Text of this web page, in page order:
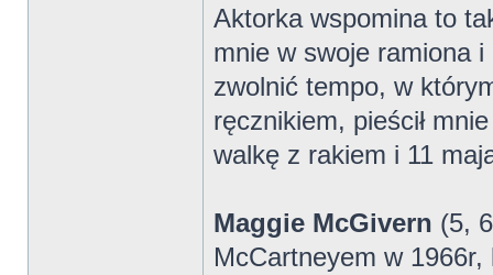
Aktorka wspomina to
mnie w swoje ramiona i
zwolnić tempo, w
ręcznikiem, pieścił
walkę z rakiem i 11
Maggie McGivern (5,
McCartneyem w